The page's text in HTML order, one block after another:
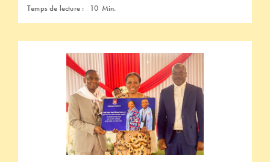
Temps de lecture : 10 Min.